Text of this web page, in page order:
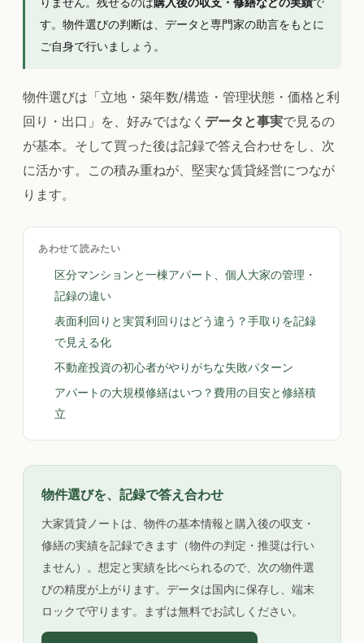
す。物件選びの判断は、データと専門家の助言をもとに
ご自身で行いましょう。
物件選びは「立地・築年数/構造・管理状態・価格と利
回り・出口」を、好みではなく データと事実で見るの
が基本。そして買った後は記録で答え合わせをし、次
に活かす。この積み重ねが、堅実な賃貸経営につなが
ります。
あわせて読みたい
区分マンションと一棟アパート、個人大家の管理・
記録の違い
表面利回りと実質利回りはどう違う？手取りを記録
で見える化
不動産投資の初心者がやりがちな失敗パターン
アパートの大規模修繕はいつ？費用の目安と修繕積
立
物件選びを、記録で答え合わせ
大家賃貸ノートは、物件の基本情報と購入後の収支・
修繕の実績を記録できます（物件の判定・推奨は行い
ません）。想定と実績を比べられるので、次の物件選
びの精度が上がります。データは国内に保存し、端末
ロックで守ります。まずは無料でお試しください。